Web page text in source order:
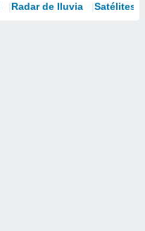
Radar de lluvia Satélites